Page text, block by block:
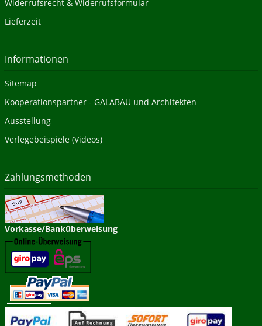
Widerrufsrecht & Widerrufsformular
Lieferzeit
Informationen
Sitemap
Kooperationspartner - GALABAU und Architekten
Ausstellung
Verlegebeispiele (Videos)
Zahlungsmethoden
Vorkasse/Banküberweisung